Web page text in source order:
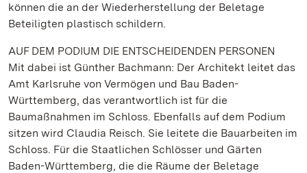
können die an der Wiederherstellung der Beletage
Beteiligten plastisch schildern.
AUF DEM PODIUM DIE ENTSCHEIDENDEN PERSONEN
Mit dabei ist Günther Bachmann: Der Architekt leitet das
Amt Karlsruhe von Vermögen und Bau Baden-
Württemberg, das verantwortlich ist für die
Baumaßnahmen im Schloss. Ebenfalls auf dem Podium
sitzen wird Claudia Reisch. Sie leitete die Bauarbeiten im
Schloss. Für die Staatlichen Schlösser und Gärten
Baden-Württemberg, die die Räume der Beletage